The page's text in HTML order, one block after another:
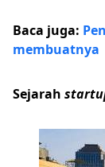
Baca juga:
membuatnya
Sejarah